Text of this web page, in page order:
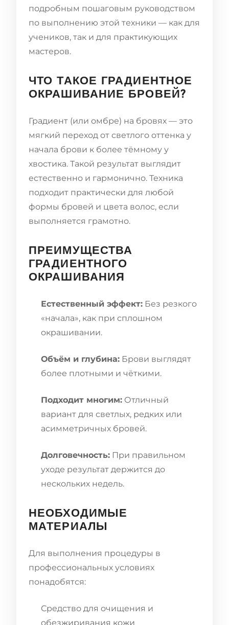
подробным пошаговым руководством
по выполнению этой техники — как для
учеников, так и для практикующих
мастеров.
ЧТО ТАКОЕ ГРАДИЕНТНОЕ
ОКРАШИВАНИЕ БРОВЕЙ?
Градиент (или омбре) на бровях — это
мягкий переход от светлого оттенка у
начала брови к более тёмному у
хвостика. Такой результат выглядит
естественно и гармонично. Техника
подходит практически для любой
формы бровей и цвета волос, если
выполняется грамотно.
ПРЕИМУЩЕСТВА
ГРАДИЕНТНОГО
ОКРАШИВАНИЯ
Естественный эффект: Без резкого
«начала», как при сплошном
окрашивании.
Объём и глубина: Брови выглядят
более плотными и чёткими.
Подходит многим: Отличный
вариант для светлых, редких или
асимметричных бровей.
Долговечность: При правильном
уходе результат держится до
нескольких недель.
НЕОБХОДИМЫЕ
МАТЕРИАЛЫ
Для выполнения процедуры в
профессиональных условиях
понадобятся:
Средство для очищения и
обезжиривания кожи